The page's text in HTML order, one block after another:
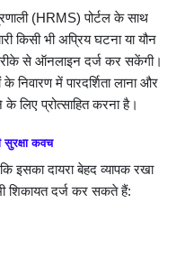
(HRMS) पोर्टल के साथ
किसी भी अप्रिय घटना या यौन
से ऑनलाइन दर्ज कर सकेंगी।
निवारण में पारदर्शिता लाना और
लिए प्रोत्साहित करना है।
सुरक्षा कवच
इसका दायरा बेहद व्यापक रखा
शिकायत दर्ज कर सकते हैं: